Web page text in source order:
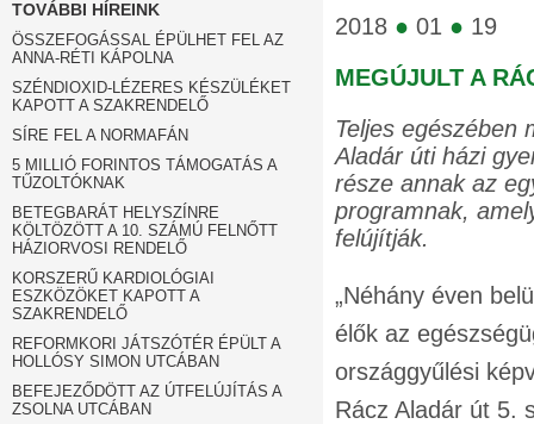
TOVÁBBI HÍREINK
ÖSSZEFOGÁSSAL ÉPÜLHET FEL AZ
ANNA-RÉTI KÁPOLNA
SZÉNDIOXID-LÉZERES KÉSZÜLÉKET
KAPOTT A SZAKRENDELŐ
SÍRE FEL A NORMAFÁN
5 MILLIÓ FORINTOS TÁMOGATÁS A
TŰZOLTÓKNAK
BETEGBARÁT HELYSZÍNRE
KÖLTÖZÖTT A 10. SZÁMÚ FELNŐTT
HÁZIORVOSI RENDELŐ
KORSZERŰ KARDIOLÓGIAI
ESZKÖZÖKET KAPOTT A
SZAKRENDELŐ
REFORMKORI JÁTSZÓTÉR ÉPÜLT A
HOLLÓSY SIMON UTCÁBAN
BEFEJEZŐDÖTT AZ ÚTFELÚJÍTÁS A
ZSOLNA UTCÁBAN
2018 ● 01 ● 19
MEGÚJULT A
Teljes egészében
Aladár úti házi
része annak az
programnak,
felújítják.
„Néhány éven
élők az
országgyűlési
Rácz Aladár út 5.